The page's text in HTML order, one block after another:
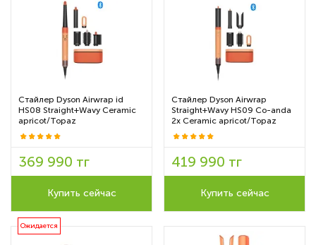
Стайлер Dyson Airwrap id
HS08 Straight+Wavy Ceramic
apricot/Topaz
369 990 тг
Купить сейчас
Стайлер Dyson Airwrap
Straight+Wavy HS09 Co-anda
2x Ceramic apricot/Topaz
419 990 тг
Купить сейчас
Ожидается